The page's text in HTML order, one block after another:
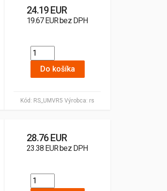
Kód: RS_UMVR5 Výrobca: rs
24.19 EUR
19.67 EUR bez DPH
Do košíka
28.76 EUR
23.38 EUR bez DPH